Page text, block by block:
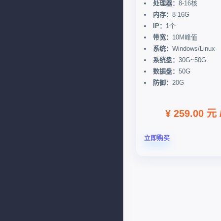
处理器： 8-16核
内存： 8-16G
IP： 1个
带宽： 10M峰值
系统： Windows/Linux
系统盘： 30G~50G
数据盘： 50G
防御： 20G
¥ 259.00 元
立即购买